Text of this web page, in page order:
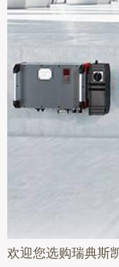
欢迎您选购瑞典斯